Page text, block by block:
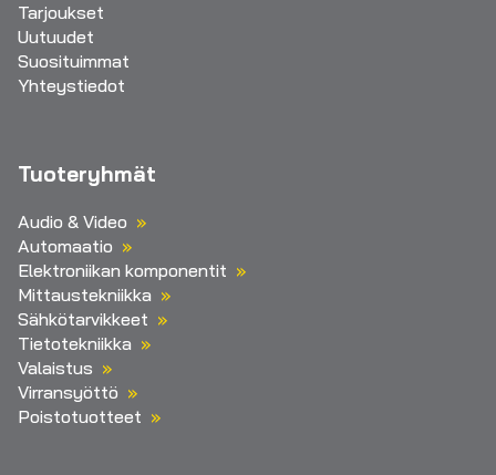
Tarjoukset
Uutuudet
Suosituimmat
Yhteystiedot
Tuoteryhmät
Audio & Video
Automaatio
Elektroniikan komponentit
Mittaustekniikka
Sähkötarvikkeet
Tietotekniikka
Valaistus
Virransyöttö
Poistotuotteet